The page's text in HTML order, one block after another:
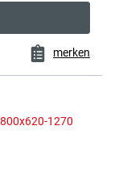
merken